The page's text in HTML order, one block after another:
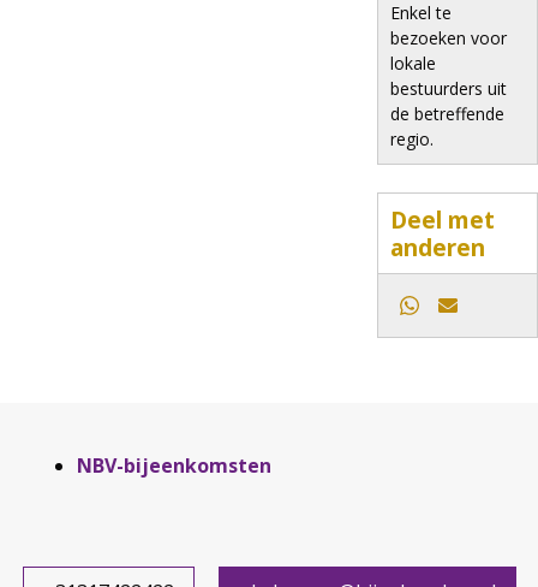
Enkel te
bezoeken voor
lokale
bestuurders uit
de betreffende
regio.
Deel met
anderen
Whatsapp
E-mail
Aside NBV-bijeenkomsten
Footer